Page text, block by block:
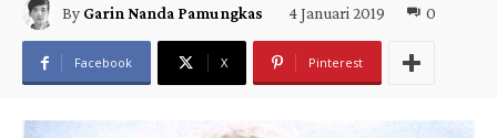
By Garin Nanda Pamungkas 4 Januari 2019 0
Facebook X Pinterest